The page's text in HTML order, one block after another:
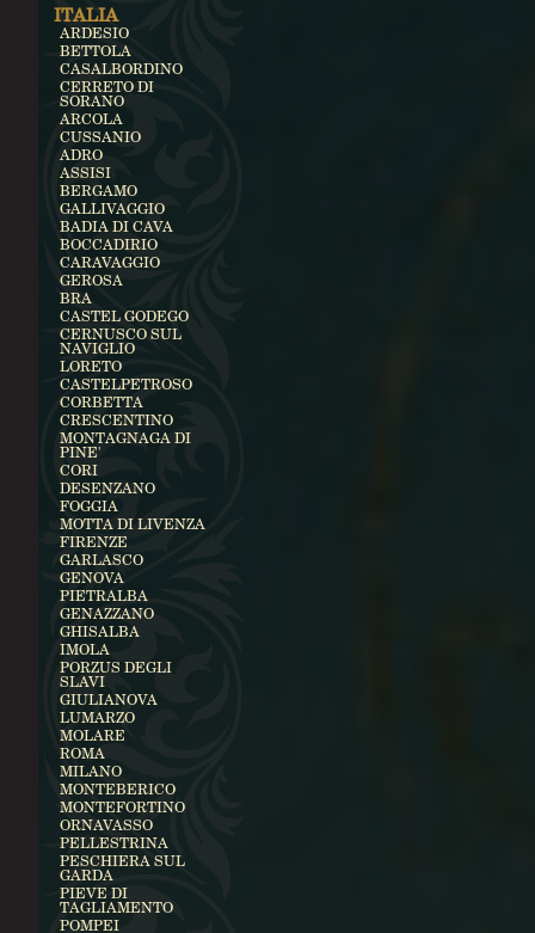
ITALIA
ARDESIO
BETTOLA
CASALBORDINO
CERRETO DI
SORANO
ARCOLA
CUSSANIO
ADRO
ASSISI
BERGAMO
GALLIVAGGIO
BADIA DI CAVA
BOCCADIRIO
CARAVAGGIO
GEROSA
BRA
CASTEL GODEGO
CERNUSCO SUL
NAVIGLIO
LORETO
CASTELPETROSO
CORBETTA
CRESCENTINO
MONTAGNAGA DI
PINE'
CORI
DESENZANO
FOGGIA
MOTTA DI LIVENZA
FIRENZE
GARLASCO
GENOVA
PIETRALBA
GENAZZANO
GHISALBA
IMOLA
PORZUS DEGLI
SLAVI
GIULIANOVA
LUMARZO
MOLARE
ROMA
MILANO
MONTEBERICO
MONTEFORTINO
ORNAVASSO
PELLESTRINA
PESCHIERA SUL
GARDA
PIEVE DI
TAGLIAMENTO
POMPEI